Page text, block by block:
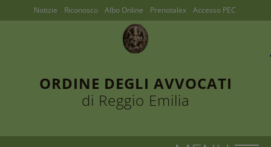
ORDINE DEGLI AVVOCATI
di Reggio Emilia
Notizie Riconosco Albo Online Prenotalex Accesso PEC